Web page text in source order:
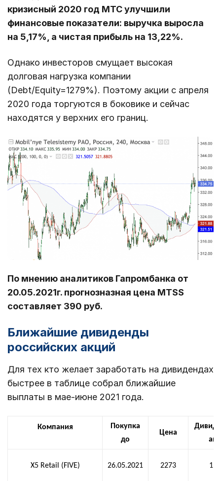
кризисный 2020 год МТС улучшили
финансовые показатели: выручка выросла
на 5,17%, а чистая прибыль на 13,22%.
Однако инвесторов смущает высокая
долговая нагрузка компании
(Debt/Equity=1279%). Поэтому акции с апреля
2020 года торгуются в боковике и сейчас
находятся у верхних его границ.
По мнению аналитиков Гапромбанка от
20.05.2021г. прогнозназная цена MTSS
составляет 390 руб.
Ближайшие дивиденды
российских акций
Для тех кто желает заработать на дивидендах
быстрее в таблице собрал ближайшие
выплаты в мае-июне 2021 года.
Компания
Покупка
до
Цена
X5 Retail (FIVE) 26.05.2021 2273